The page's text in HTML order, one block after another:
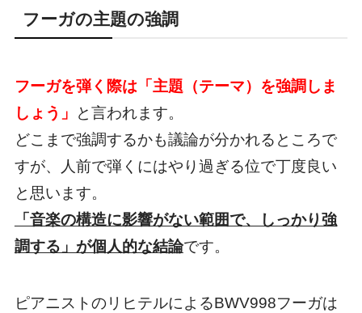
フーガの主題の強調
フーガを弾く際は「主題（テーマ）を強調しま
しょう」
と言われます。
どこまで強調するかも議論が分かれるところで
すが、人前で弾くにはやり過ぎる位で丁度良い
と思います。
「音楽の構造に影響がない範囲で、しっかり強
調する」が個人的な結論です。
ピアニストのリヒテルによるBWV998フーガは